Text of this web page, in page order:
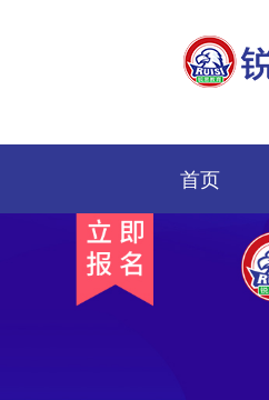
首页